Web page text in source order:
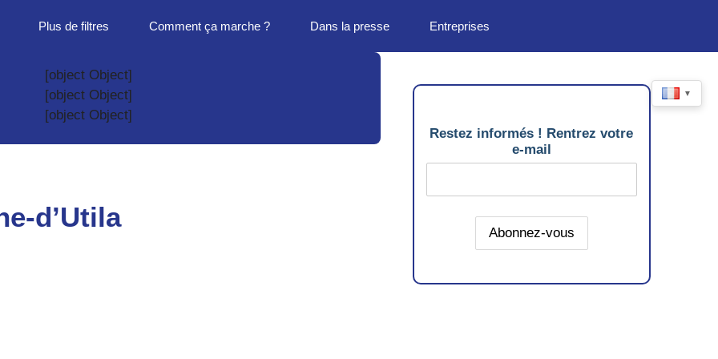
Plus de filtres Comment ça marche ? Dans la presse Entreprises
▼
[object Object]
[object Object]
[object Object]
d’Utila
Restez informés ! Rentrez votre
e-mail